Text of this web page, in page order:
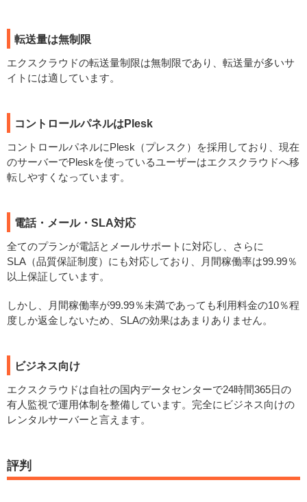
転送量は無制限
エクスクラウドの転送量制限は無制限であり、転送量が多いサ
イトには適しています。
コントロールパネルはPlesk
コントロールパネルにPlesk（プレスク）を採用しており、現在
のサーバーでPleskを使っているユーザーはエクスクラウドへ移
転しやすくなっています。
電話・メール・SLA対応
全てのプランが電話とメールサポートに対応し、さらに
SLA（品質保証制度）にも対応しており、月間稼働率は99.99％
以上保証しています。
しかし、月間稼働率が99.99％未満であっても利用料金の10％程
度しか返金しないため、SLAの効果はあまりありません。
ビジネス向け
エクスクラウドは自社の国内データセンターで24時間365日の
有人監視で運用体制を整備しています。完全にビジネス向けの
レンタルサーバーと言えます。
評判